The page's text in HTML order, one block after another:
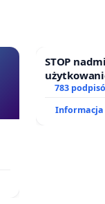
STOP
działkowe.
783
Informacja